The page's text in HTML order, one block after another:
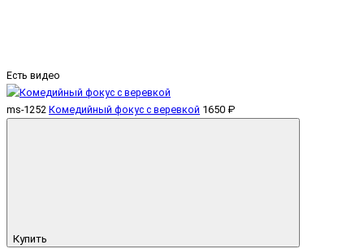
Есть видео
ms-1252 Комедийный фокус с веревкой 1650 ₽
Купить